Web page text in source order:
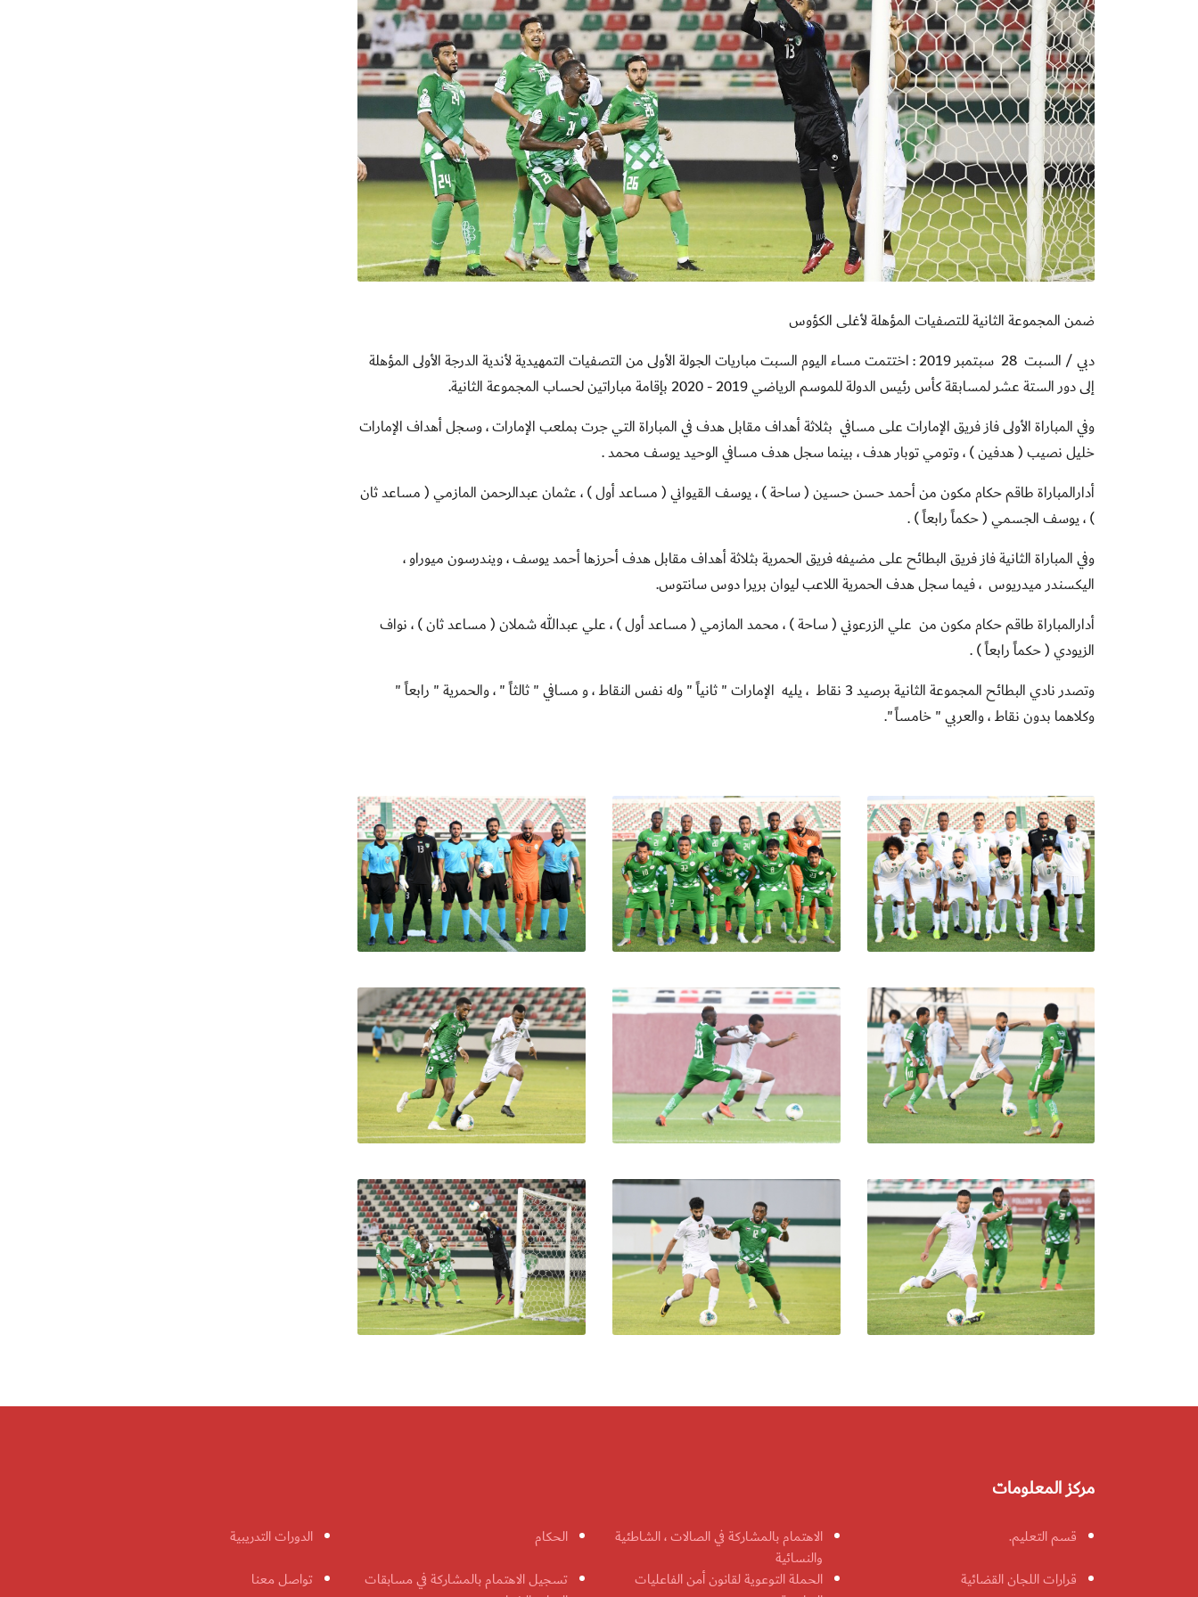
ضمن المجموعة الثانية للتصفيات المؤهلة لأغلى الكؤوس
دبي / السبت 28
سبتمبر 2019 : اختتمت مساء اليوم السبت مباريات الجولة الأولى من التصفيات التمهيدية لأندية الدرجة الأولى المؤهلة
إلى دور الستة عشر لمسابقة كأس رئيس الدولة للموسم الرياضي 2019 - 2020 بإقامة مباراتين لحساب المجموعة الثانية.
وفي المباراة الأولى فاز فريق الإمارات على مسافي بثلاثة أهداف مقابل هدف في المباراة التي جرت بملعب الإمارات ، وسجل أهداف الإمارات
خليل نصيب ( هدفين ) ، وتومي توبار هدف ، بينما سجل هدف مسافي الوحيد يوسف محمد .
أدارالمباراة طاقم حكام مكون من أحمد حسن حسين ( ساحة ) ، يوسف القيواني ( مساعد أول ) ، عثمان عبدالرحمن المازمي ( مساعد ثان
) ، يوسف الجسمي ( حكماً رابعاً ) .
وفي المباراة الثانية فاز فريق البطائح على مضيفه فريق الحمرية بثلاثة أهداف مقابل هدف أحرزها أحمد يوسف ، ويندرسون ميوراو ،
اليكسندر ميدريوس ، فيما سجل هدف الحمرية اللاعب ليوان بريرا دوس سانتوس.
أدارالمباراة طاقم حكام مكون من علي الزرعوني ( ساحة ) ، محمد المازمي ( مساعد أول ) ، علي عبدالله شملان ( مساعد ثان ) ، نواف
الزيودي ( حكماً رابعاً ) .
وتصدر نادي البطائح المجموعة الثانية برصيد 3 نقاط ، يليه الإمارات " ثانياً " وله نفس النقاط ، و مسافي " ثالثاً " ، والحمرية " رابعاً "
وكلاهما بدون نقاط ، والعربي " خامساً ".
مركز المعلومات
قسم التعليم.
الاهتمام بالمشاركة في الصالات ، الشاطئية
والنسائية
الحكام
الدورات التدريبية
قرارات اللجان القضائية
الحملة التوعوية لقانون أمن الفاعليات
تسجيل الاهتمام بالمشاركة في مسابقات
تواصل معنا